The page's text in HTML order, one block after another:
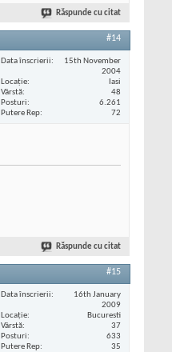
Răspunde cu citat
#14
Data înscrierii
15th November
2004
Locaţie
Iasi
Vârstă
48
Posturi
6.261
Putere Rep
72
Răspunde cu citat
#15
Data înscrierii
16th January
2009
Locaţie
Bucuresti
Vârstă
37
Posturi
633
Putere Rep
35